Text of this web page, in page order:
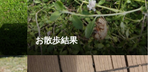
お散歩結果